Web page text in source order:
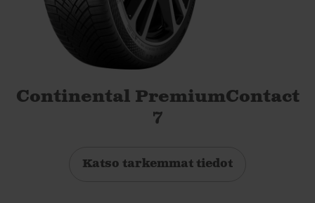
Continental PremiumContact
7
Katso tarkemmat tiedot